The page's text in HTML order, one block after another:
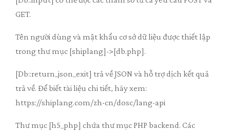
GET.
Tên người dùng và mật khẩu cơ sở dữ liệu được thiết lập
trong thư mục [shiplang]->[db.php].
[Db::return_json_exit] trả về JSON và hỗ trợ dịch kết quả
trả về. Để biết tài liệu chi tiết, hãy xem:
https://shiplang.com/zh-cn/dosc/lang-api
Thư mục [h5_php] chứa thư mục PHP backend. Các